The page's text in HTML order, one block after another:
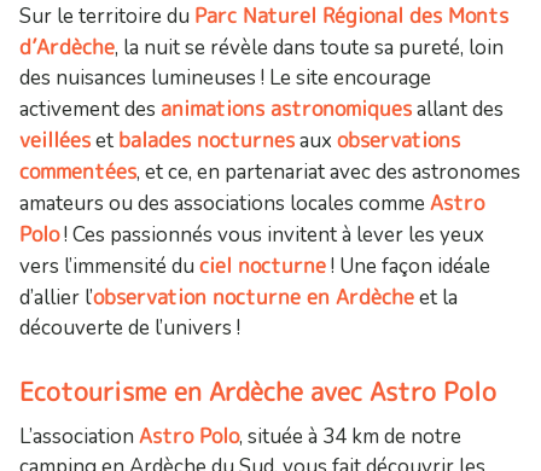
Sur le territoire du Parc Naturel Régional des Monts
d’Ardèche, la nuit se révèle dans toute sa pureté, loin
des nuisances lumineuses ! Le site encourage
activement des animations astronomiquesallant des
veilléeset balades nocturnesaux observations
commentées, et ce, en partenariat avec des astronomes
amateurs ou des associations locales comme Astro
Polo! Ces passionnés vous invitent à lever les yeux
vers l’immensité du ciel nocturne! Une façon idéale
d’allier l’observation nocturne en Ardècheet la
découverte de l’univers !
Ecotourisme en Ardèche avec Astro Polo
L’association Astro Polo, située à 34 km de notre